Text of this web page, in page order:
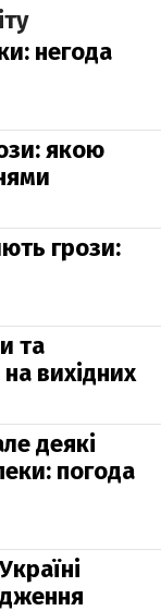
негода
якою
грози:
та
вихідних
деякі
погода